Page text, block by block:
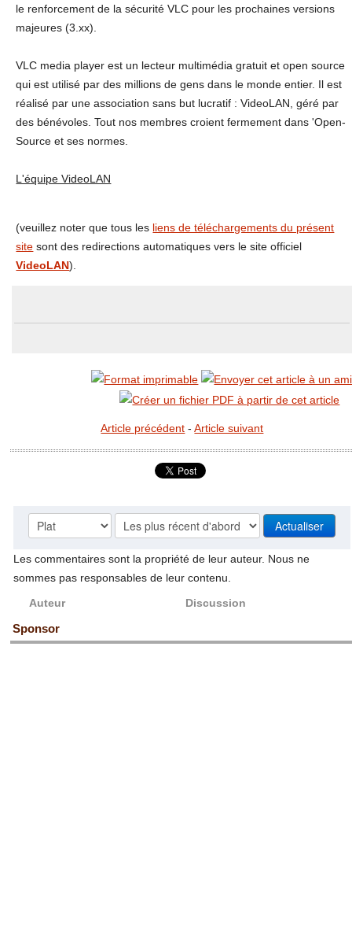
le renforcement de la sécurité VLC pour les prochaines versions
majeures (3.xx).
VLC media player est un lecteur multimédia gratuit et open source
qui est utilisé par des millions de gens dans le monde entier. Il est
réalisé par une association sans but lucratif : VideoLAN, géré par
des bénévoles. Tout nos membres croient fermement dans 'Open-
Source et ses normes.
L'équipe VideoLAN
(veuillez noter que tous les liens de téléchargements du présent
site sont des redirections automatiques vers le site officiel
VideoLAN).
Article précédent -Article suivant
Les commentaires sont la propriété de leur auteur. Nous ne
sommes pas responsables de leur contenu.
Auteur
Discussion
Sponsor